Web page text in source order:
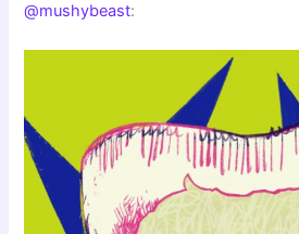
@mushybeast: